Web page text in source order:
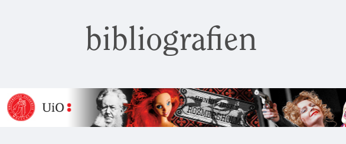
bibliografien